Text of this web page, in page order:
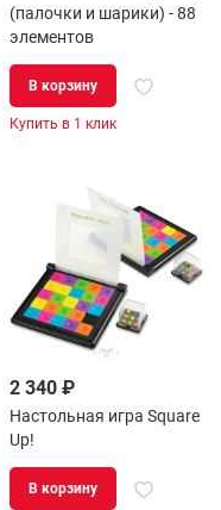
(палочки и шарики) - 88
элементов
В корзину
Купить в 1 клик
2 340 ₽
Настольная игра Square
Up!
В корзину